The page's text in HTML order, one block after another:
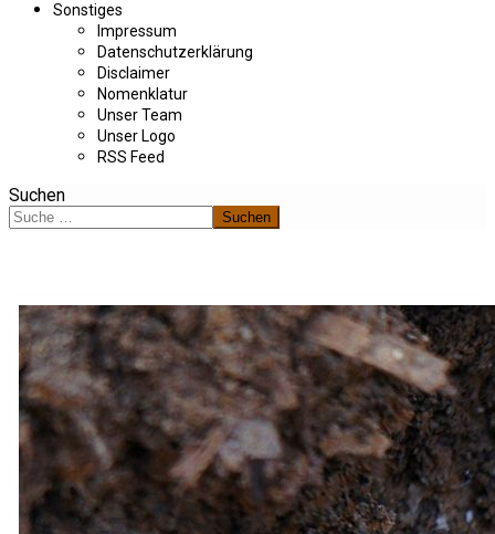
Sonstiges
Impressum
Datenschutzerklärung
Disclaimer
Nomenklatur
Unser Team
Unser Logo
RSS Feed
Suchen
Suchen